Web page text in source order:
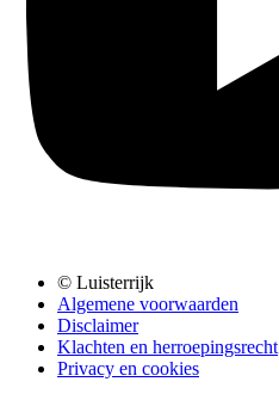
© Luisterrijk
Algemene voorwaarden
Disclaimer
Klachten en herroepingsrecht
Privacy en cookies